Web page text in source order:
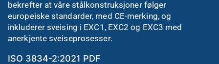
bekrefter at våre stålkonstruksjoner følger
europeiske standarder, med CE-merking, og
inkluderer sveising i EXC1, EXC2 og EXC3 med
anerkjente sveiseprosesser.
ISO 3834-2:2021 PDF